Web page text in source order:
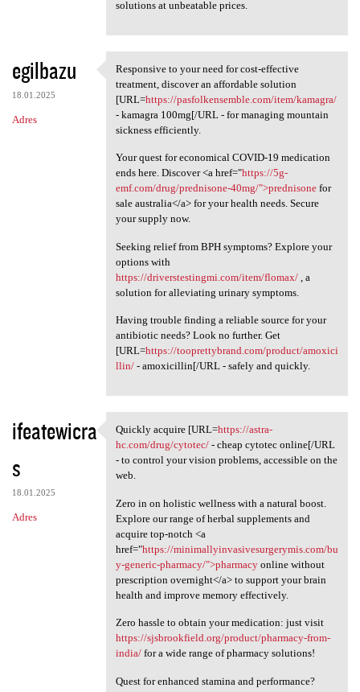
solutions at unbeatable prices.
egilbazu
18.01.2025
Adres
Responsive to your need for
Responsive to your need for cost-effective
treatment, discover an affordable solution
[URL=https://pasfolkensemble.com/item/kamagra/
- kamagra 100mg[/URL - for managing mountain
sickness efficiently.
Your quest for economical COVID-19 medication
ends here. Discover <a href="https://5g-
emf.com/drug/prednisone-40mg/">prednisonefor
sale australia</a> for your health needs. Secure
your supply now.
Seeking relief from BPH symptoms? Explore your
options with
https://driverstestingmi.com/item/flomax/, a
solution for alleviating urinary symptoms.
Having trouble finding a reliable source for your
antibiotic needs? Look no further. Get
[URL=https://tooprettybrand.com/product/amoxici
llin/- amoxicillin[/URL - safely and quickly.
ifeatewicra
s
18.01.2025
Adres
Quickly acquire [URL=https:/
Quickly acquire [URL=https://astra-
hc.com/drug/cytotec/- cheap cytotec online[/URL
- to control your vision problems, accessible on the
web.
Zero in on holistic wellness with a natural boost.
Explore our range of herbal supplements and
acquire top-notch <a
href="https://minimallyinvasivesurgerymis.com/bu
y-generic-pharmacy/">pharmacyonline without
prescription overnight</a> to support your brain
health and improve memory effectively.
Zero hassle to obtain your medication: just visit
https://sjsbrookfield.org/product/pharmacy-from-
india/for a wide range of pharmacy solutions!
Quest for enhanced stamina and performance?